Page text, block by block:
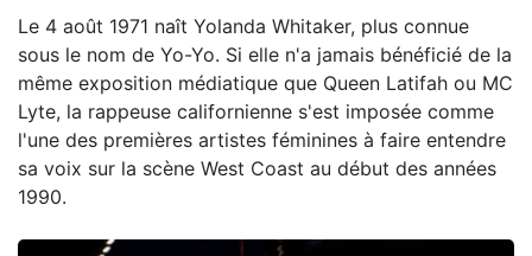
Le 4 août 1971 naît Yolanda Whitaker, plus connue
sous le nom de Yo-Yo. Si elle n'a jamais bénéficié de la
même exposition médiatique que Queen Latifah ou MC
Lyte, la rappeuse californienne s'est imposée comme
l'une des premières artistes féminines à faire entendre
sa voix sur la scène West Coast au début des années
1990.